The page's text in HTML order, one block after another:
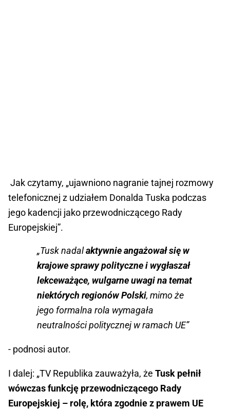
Jak czytamy, „ujawniono nagranie tajnej rozmowy
telefonicznej z udziałem Donalda Tuska podczas
jego kadencji jako przewodniczącego Rady
Europejskiej”.
„Tusk nadalaktywnie angażował się w
krajowe sprawy polityczne i wygłaszał
lekceważące, wulgarne uwagi na temat
niektórych regionów Polski, mimo że
jego formalna rola wymagała
neutralności politycznej w ramach UE”
- podnosi autor.
I dalej: „TV Republika zauważyła, że ​​ Tusk pełnił
wówczas funkcję przewodniczącego Rady
Europejskiej – rolę, która zgodnie z prawem UE